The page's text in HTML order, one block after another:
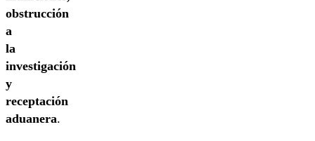
obstrucción
a
la
investigación
y
receptación
aduanera.